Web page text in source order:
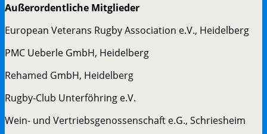
Außerordentliche Mitglieder
European Veterans Rugby Association e.V., Heidelberg
PMC Ueberle GmbH, Heidelberg
Rehamed GmbH, Heidelberg
Rugby-Club Unterföhring e.V.
Wein- und Vertriebsgenossenschaft e.G., Schriesheim